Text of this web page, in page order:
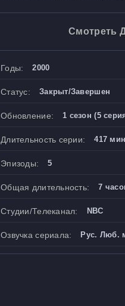
Смотреть
Годы: 2000
Статус: Закрыт/Завершен
Обновление: 1 сезон (5
Длительность серии: 417
Эпизоды: 5
Общая длительность: 7
Студии/Телеканал: NBC
Озвучка сериала: Рус. Люб.